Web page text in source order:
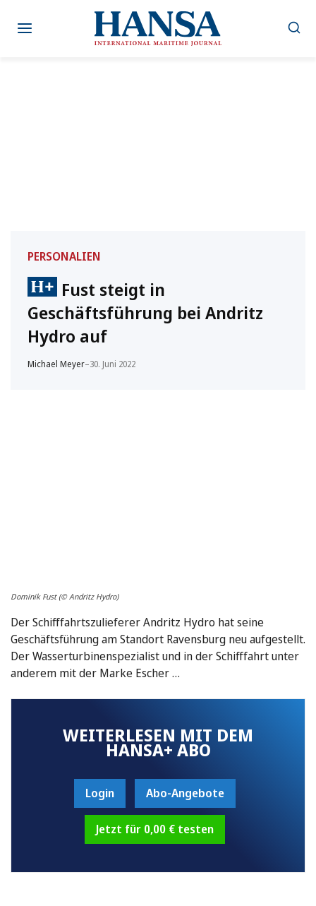
Inhalt
PERSONALIEN
Fust steigt in
Geschäftsführung bei Andritz
Hydro auf
Michael Meyer–30. Juni 2022
Dominik Fust (© Andritz Hydro)
Der Schifffahrtszulieferer Andritz Hydro hat seine
Geschäftsführung am Standort Ravensburg neu aufgestellt.
Der Wasserturbinenspezialist und in der Schifffahrt unter
anderem mit der Marke Escher …
WEITERLESEN MIT DEM
HANSA+ ABO
Login Abo-Angebote
Jetzt für 0,00 € testen